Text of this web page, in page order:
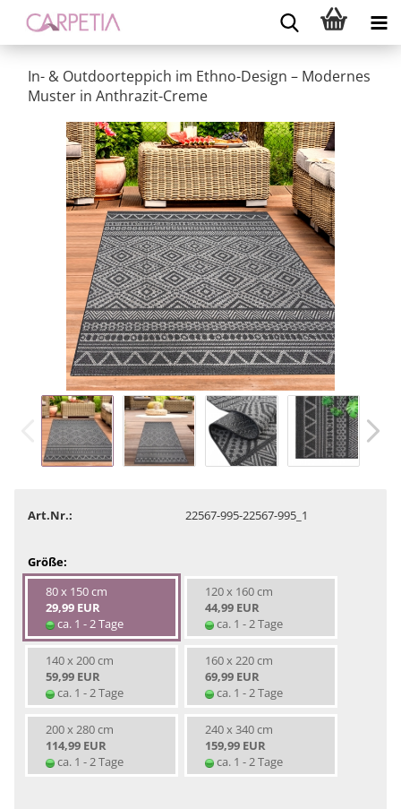
In- & Outdoorteppich im Ethno-Design – Modernes
Muster in Anthrazit-Creme
Art.Nr.: 22567-995-22567-995_1
Größe:
80 x 150 cm
29,99 EUR
ca. 1 - 2 Tage
120 x 160 cm
44,99 EUR
ca. 1 - 2 Tage
140 x 200 cm
59,99 EUR
ca. 1 - 2 Tage
160 x 220 cm
69,99 EUR
ca. 1 - 2 Tage
200 x 280 cm
114,99 EUR
ca. 1 - 2 Tage
240 x 340 cm
159,99 EUR
ca. 1 - 2 Tage